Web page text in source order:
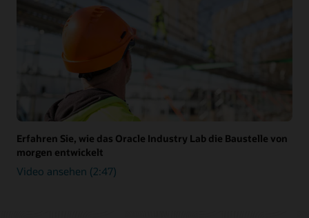
Erfahren Sie, wie das Oracle Industry Lab die Baustelle von
morgen entwickelt
Video ansehen (2:47)